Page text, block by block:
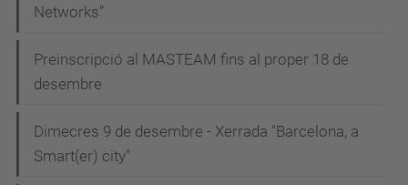
Networks”
Preinscripció al MASTEAM fins al proper 18 de
desembre
Dimecres 9 de desembre - Xerrada "Barcelona, a
Smart(er) city"